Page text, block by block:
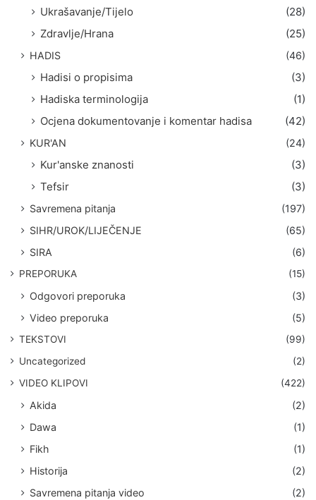
Ukrašavanje/Tijelo
(28)
Zdravlje/Hrana
(25)
HADIS (46)
Hadisi o propisima
(3)
Hadiska terminologija
(1)
Ocjena dokumentovanje i komentar hadisa
(42)
KUR'AN (24)
Kur'anske znanosti
(3)
Tefsir
(3)
Savremena pitanja
(197)
SIHR/UROK/LIJEČENJE
(65)
SIRA
(6)
PREPORUKA (15)
Odgovori preporuka
(3)
Video preporuka
(5)
TEKSTOVI
(99)
Uncategorized
(2)
VIDEO KLIPOVI
(422)
Akida
(2)
Dawa
(1)
Fikh
(1)
Historija
(2)
Savremena pitanja video
(2)